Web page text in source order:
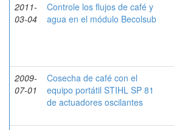
2011-
03-04
Controle los flujos de café y
agua en el módulo Becolsub
2009-
07-01
Cosecha de café con el
equipo portátil STIHL SP 81
de actuadores oscilantes